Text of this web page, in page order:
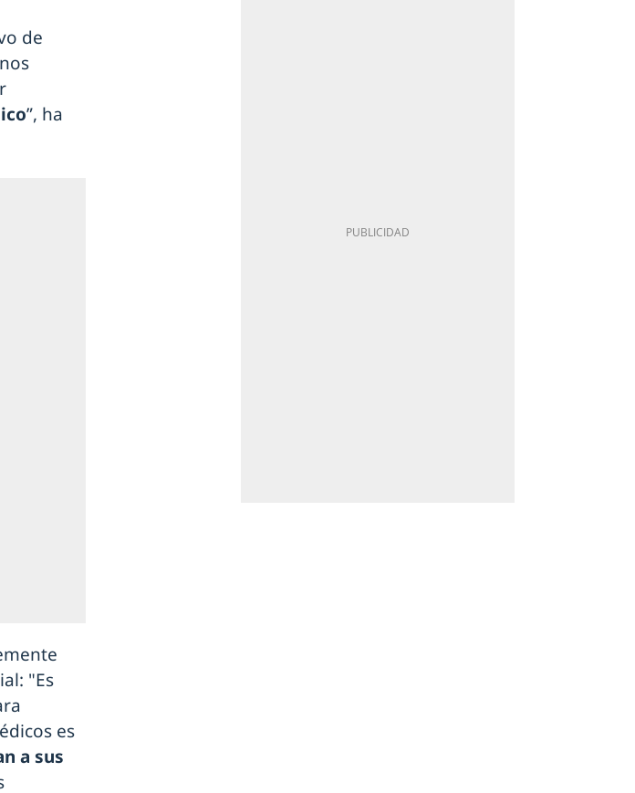
de
”, ha
"Es
es
a sus